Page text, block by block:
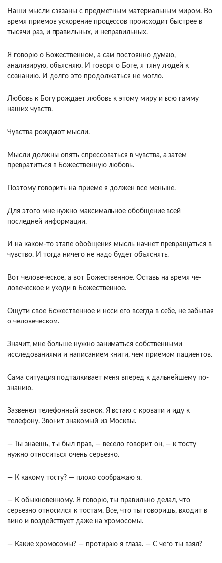
Наши мысли связаны с предметным мате­риальным миром. Во
время приемов ускорение процессов происходит быстрее в
тысячи раз, и правильных, и неправильных.
Я говорю о Божест­венном, а сам постоянно думаю,
анализирую, объ­ясняю. И говоря о Боге, я тяну людей к
сознанию. И долго это продолжаться не могло.
Любовь к Богу рождает любовь к этому миру и всю гамму
наших чувств.
Чувства рождают мыс­ли.
Мысли должны опять спрессоваться в чувства, а затем
превратиться в Божественную любовь.
По­этому говорить на приеме я должен все меньше.
Для этого мне нужно максимальное обобщение всей
последней информации.
И на каком-то этапе обобщения мысль начнет превращаться в
чувство. И тогда ничего не надо будет объяснять.
Вот чело­веческое, а вот Божественное. Оставь на время че­
ловеческое и уходи в Божественное.
Ощути свое Божественное и носи его всегда в себе, не забывая
о человеческом.
Значит, мне больше нужно за­ниматься собственными
исследованиями и написа­нием книги, чем приемом пациентов.
Сама ситуа­ция подталкивает меня вперед к дальнейшему по­
знанию.
Зазвенел телефонный звонок. Я встаю с кровати и иду к
телефону. Звонит знакомый из Москвы.
— Ты знаешь, ты был прав, — весело говорит он, — к тосту
нужно относиться очень серьезно.
— К какому тосту? — плохо соображаю я.
— К обыкновенному. Я говорю, ты правильно делал, что
серьезно относился к тостам. Все, что ты говоришь, входит в
вино и воздействует даже на хромосомы.
— Какие хромосомы? — протираю я глаза. — С чего ты взял?